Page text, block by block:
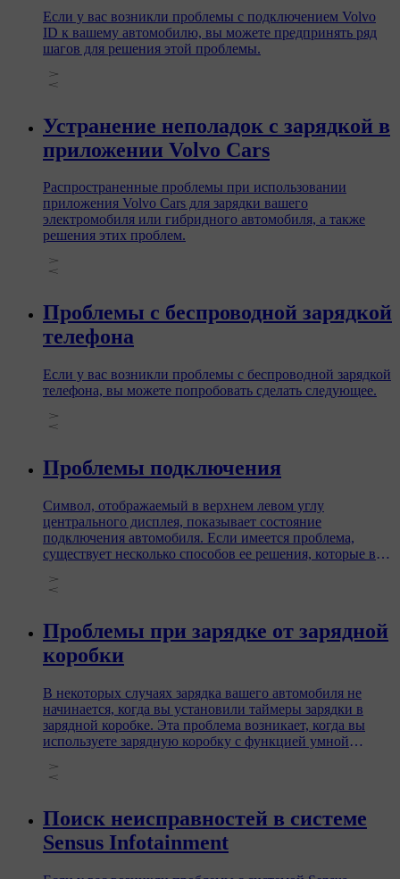
Если у вас возникли проблемы с подключением Volvo
ID к вашему автомобилю, вы можете предпринять ряд
шагов для решения этой проблемы.
Устранение неполадок с зарядкой в
приложении Volvo Cars
Распространенные проблемы при использовании
приложения Volvo Cars для зарядки вашего
электромобиля или гибридного автомобиля, а также
решения этих проблем.
Проблемы с беспроводной зарядкой
телефона
Если у вас возникли проблемы с беспроводной зарядкой
телефона, вы можете попробовать сделать следующее.
Проблемы подключения
Символ, отображаемый в верхнем левом углу
центрального дисплея, показывает состояние
подключения автомобиля. Если имеется проблема,
существует несколько способов ее решения, которые вы
подключение.
Проблемы при зарядке от зарядной
коробки
В некоторых случаях зарядка вашего автомобиля не
начинается, когда вы установили таймеры зарядки в
зарядной коробке. Эта проблема возникает, когда вы
используете зарядную коробку с функцией умной
Поиск неисправностей в системе
Sensus Infotainment